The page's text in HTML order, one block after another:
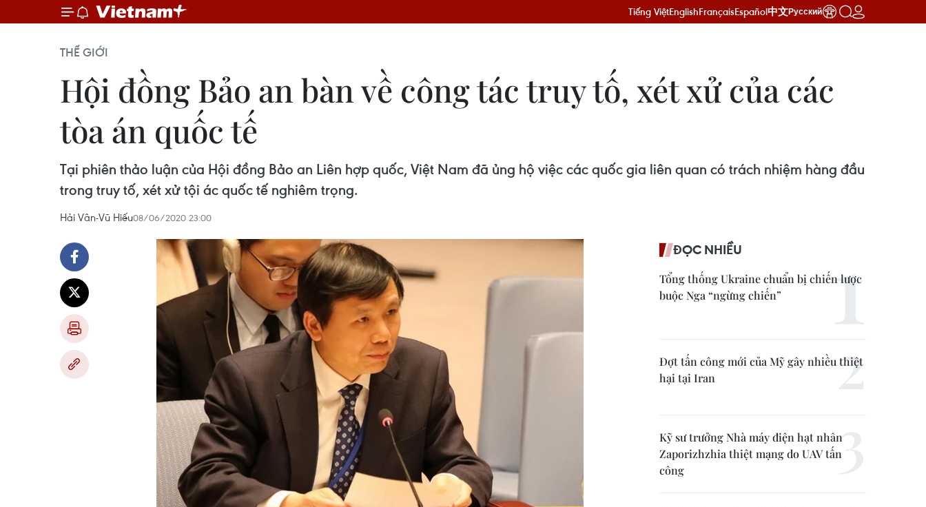
Tiếng ViệtEnglishFrançaisEspañol中文Русский
THẾ GIỚI
Hội đồng Bảo an bàn về công tác truy tố, xét xử của các
tòa án quốc tế
Tại phiên thảo luận của Hội đồng Bảo an Liên hợp quốc, Việt Nam đã ủng hộ việc các quốc gia liên quan có trách nhiệm hàng đầu
trong truy tố, xét xử tội ác quốc tế nghiêm trọng.
Hải Vân-Vũ Hiếu08/06/2020 23:00
ĐỌC NHIỀU
Tổng thống Ukraine chuẩn bị chiến lược
buộc Nga “ngừng chiến”
Đợt tấn công mới của Mỹ gây nhiều thiệt
hại tại Iran
Kỹ sư trưởng Nhà máy điện hạt nhân
Zaporizhzhia thiệt mạng do UAV tấn
công